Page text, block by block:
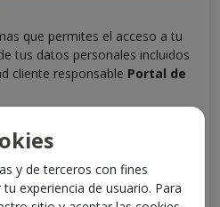
que permites el acceso a tu
tus datos personales incluidos
cliente responsable Portal de
Entrar
iniciar sesión con
y de terceros con fines
experiencia de usuario. Para